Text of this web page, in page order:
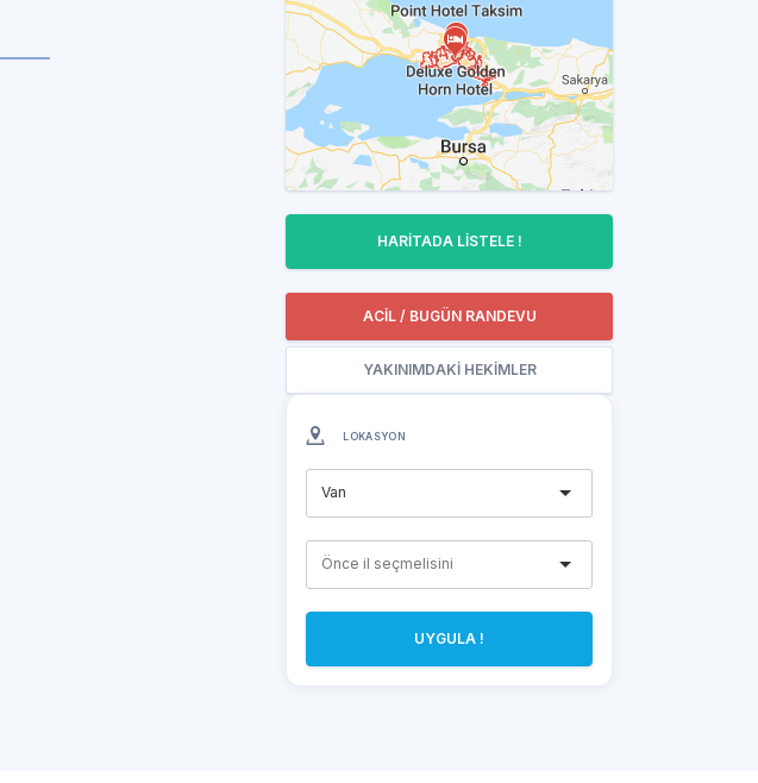
HARİTADA LİSTELE !
ACİL / BUGÜN RANDEVU
YAKINIMDAKİ HEKİMLER
LOKASYON
Van
UYGULA !